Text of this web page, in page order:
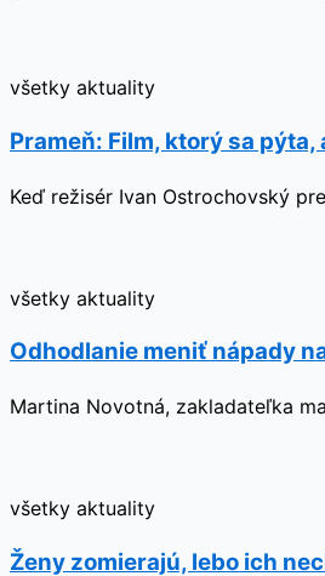
všetky aktuality
Prameň: Film, ktorý sa
Keď režisér Ivan Ostrochovský
všetky aktuality
Odhodlanie meniť nápady
Martina Novotná, zakladateľka
všetky aktuality
Ženy zomierajú, lebo ich